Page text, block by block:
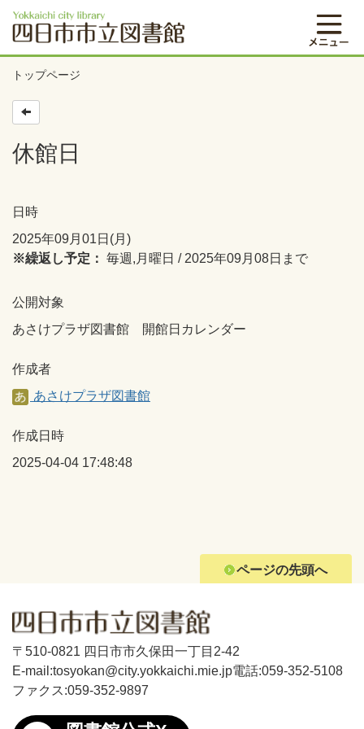
トップページ
休館日
日時
2025年09月01日(月)
※繰返し予定： 毎週,月曜日 / 2025年09月08日まで
公開対象
あさけプラザ図書館 開館日カレンダー
作成者
あさけプラザ図書館
作成日時
2025-04-04 17:48:48
ページの先頭へ
〒510-0821 四日市市久保田一丁目2-42
E-mail:tosyokan@city.yokkaichi.mie.jp電話:059-352-5108
ファクス:059-352-9897